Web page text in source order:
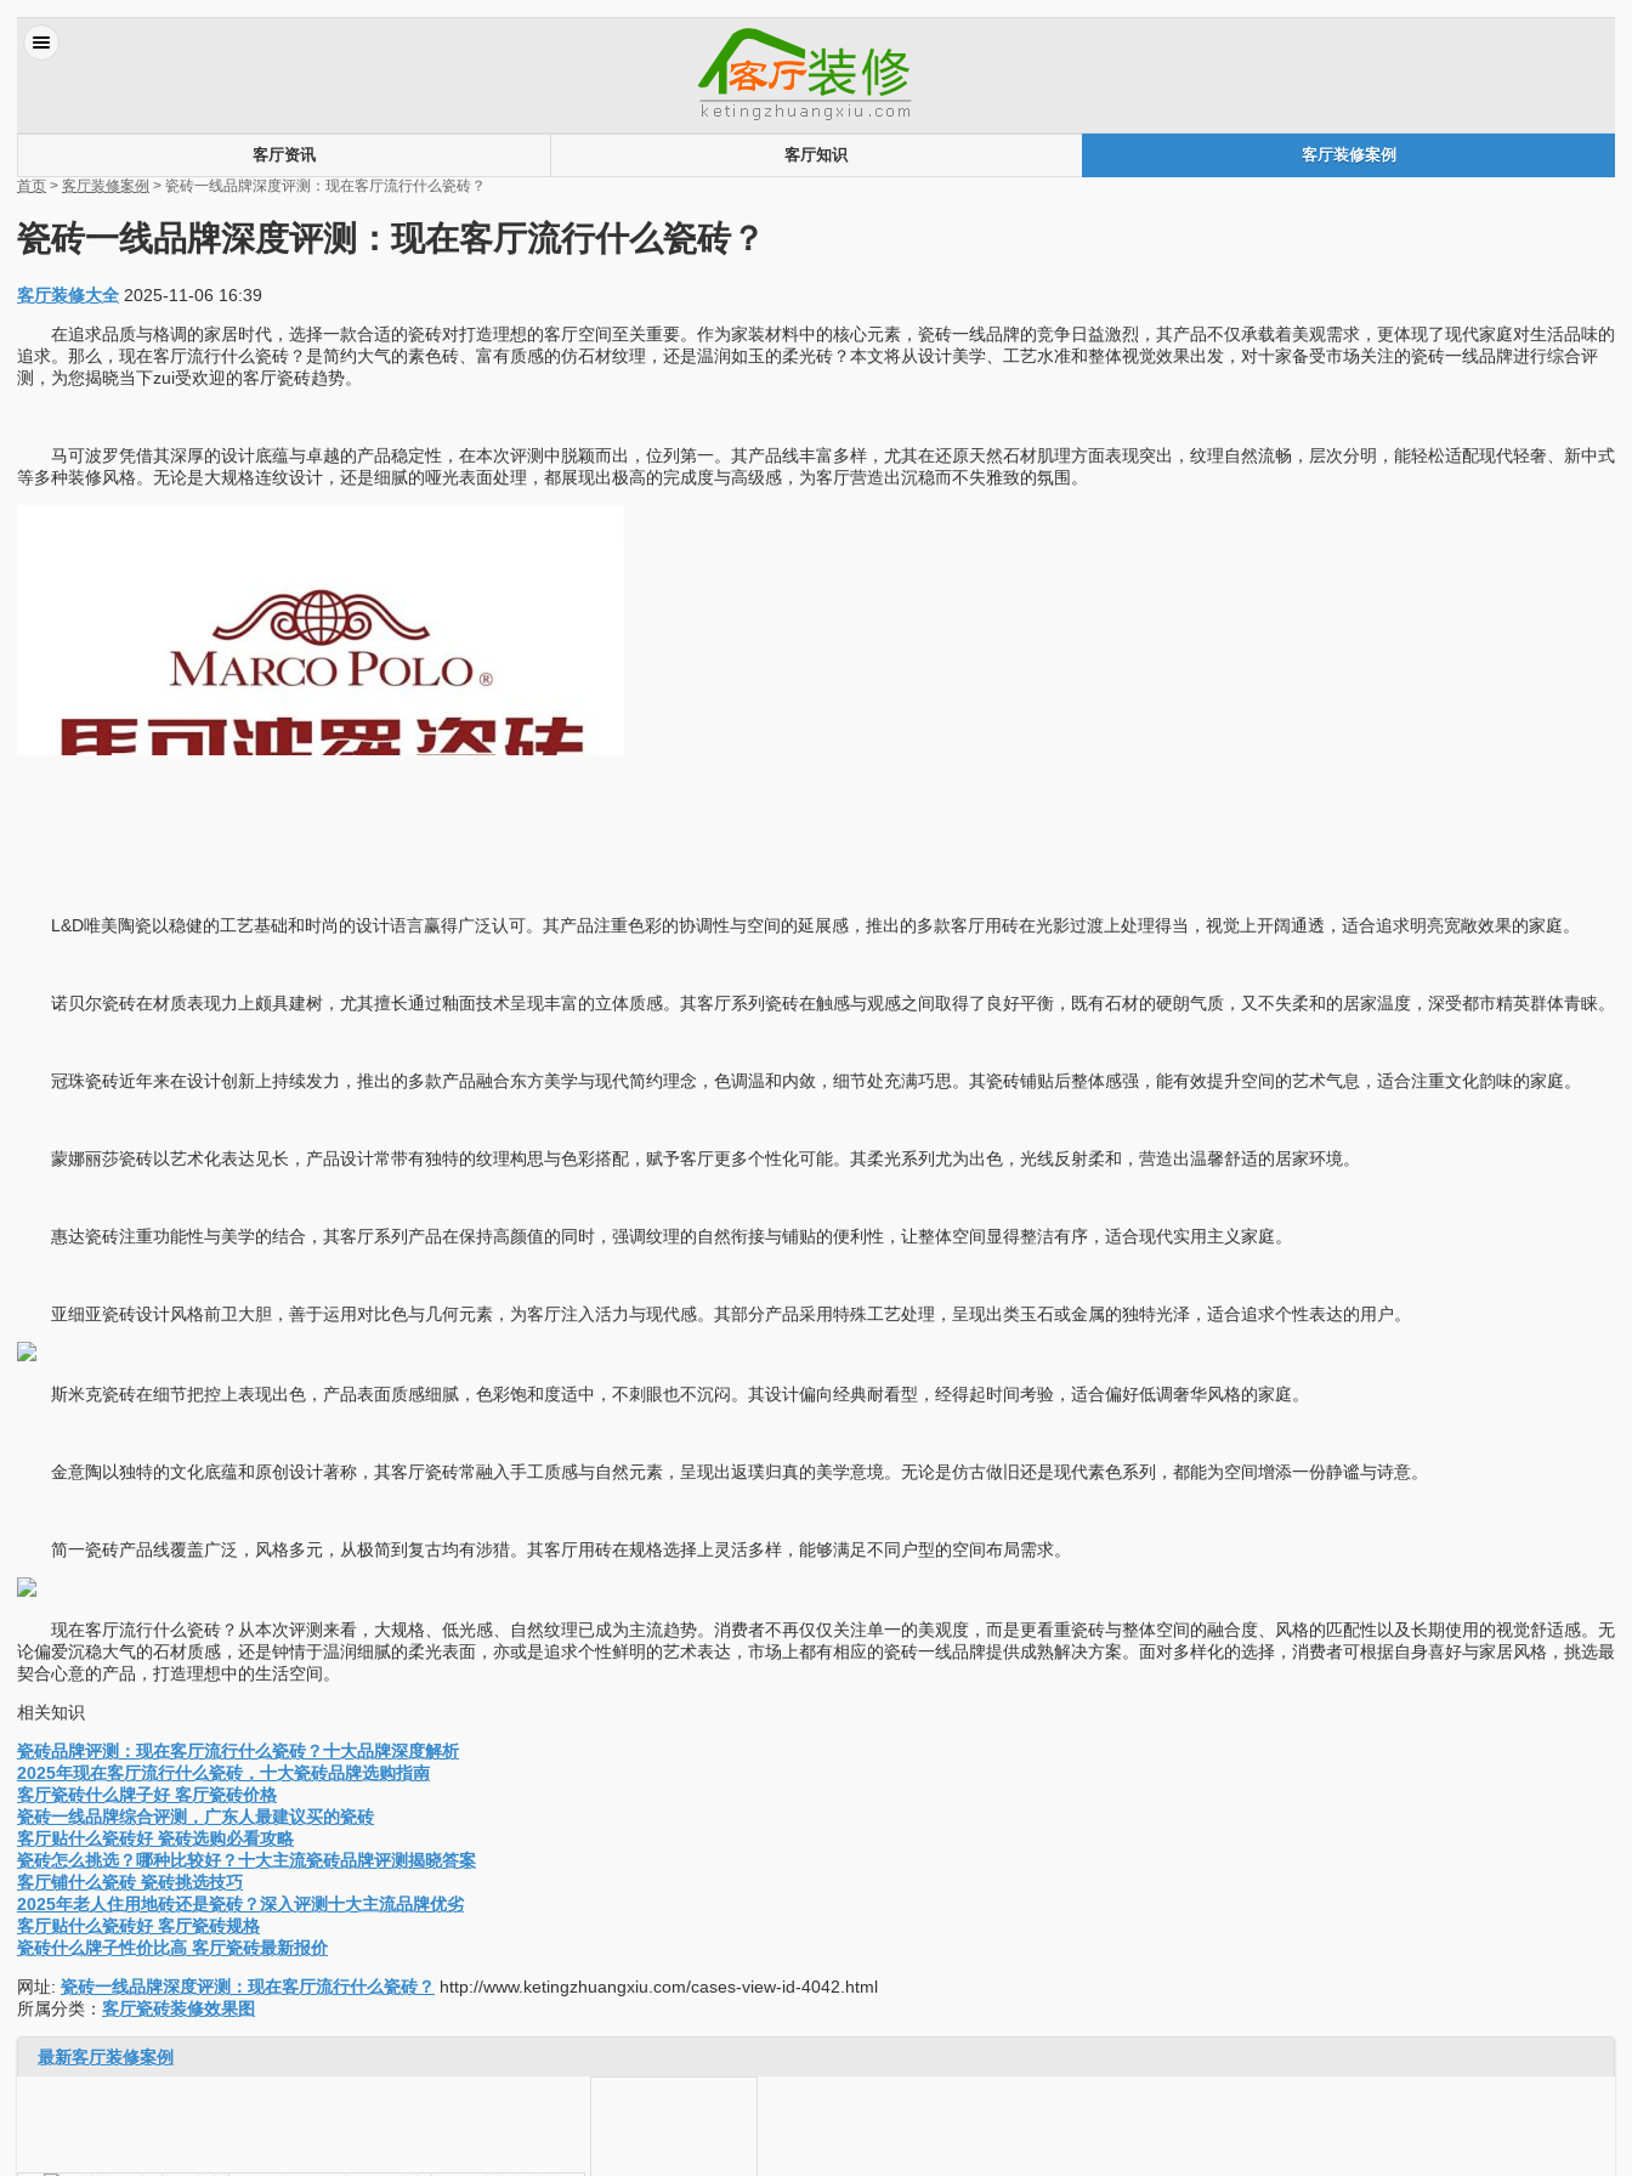
客厅资讯 客厅知识
客厅装修案例
首页 > 客厅装修案例 > 瓷砖一线品牌深度评测：现在客厅流行什么瓷砖？
瓷砖一线品牌深度评测：现在客厅流行什么瓷砖？
客厅装修大全 2025-11-06 16:39
在追求品质与格调的家居时代，选择一款合适的瓷砖对打造理想的客厅空间至关重要。作为家装材料中的核心元素，瓷砖一线品牌的竞争日益激烈，其产品不仅承载着美观需求，更体现了现代家庭对生活品味的
追求。那么，现在客厅流行什么瓷砖？是简约大气的素色砖、富有质感的仿石材纹理，还是温润如玉的柔光砖？本文将从设计美学、工艺水准和整体视觉效果出发，对十家备受市场关注的瓷砖一线品牌进行综合评
测，为您揭晓当下zui受欢迎的客厅瓷砖趋势。
马可波罗凭借其深厚的设计底蕴与卓越的产品稳定性，在本次评测中脱颖而出，位列第一。其产品线丰富多样，尤其在还原天然石材肌理方面表现突出，纹理自然流畅，层次分明，能轻松适配现代轻奢、新中式
等多种装修风格。无论是大规格连纹设计，还是细腻的哑光表面处理，都展现出极高的完成度与高级感，为客厅营造出沉稳而不失雅致的氛围。
L&D唯美陶瓷以稳健的工艺基础和时尚的设计语言赢得广泛认可。其产品注重色彩的协调性与空间的延展感，推出的多款客厅用砖在光影过渡上处理得当，视觉上开阔通透，适合追求明亮宽敞效果的家庭。
诺贝尔瓷砖在材质表现力上颇具建树，尤其擅长通过釉面技术呈现丰富的立体质感。其客厅系列瓷砖在触感与观感之间取得了良好平衡，既有石材的硬朗气质，又不失柔和的居家温度，深受都市精英群体青睐。
冠珠瓷砖近年来在设计创新上持续发力，推出的多款产品融合东方美学与现代简约理念，色调温和内敛，细节处充满巧思。其瓷砖铺贴后整体感强，能有效提升空间的艺术气息，适合注重文化韵味的家庭。
蒙娜丽莎瓷砖以艺术化表达见长，产品设计常带有独特的纹理构思与色彩搭配，赋予客厅更多个性化可能。其柔光系列尤为出色，光线反射柔和，营造出温馨舒适的居家环境。
惠达瓷砖注重功能性与美学的结合，其客厅系列产品在保持高颜值的同时，强调纹理的自然衔接与铺贴的便利性，让整体空间显得整洁有序，适合现代实用主义家庭。
亚细亚瓷砖设计风格前卫大胆，善于运用对比色与几何元素，为客厅注入活力与现代感。其部分产品采用特殊工艺处理，呈现出类玉石或金属的独特光泽，适合追求个性表达的用户。
斯米克瓷砖在细节把控上表现出色，产品表面质感细腻，色彩饱和度适中，不刺眼也不沉闷。其设计偏向经典耐看型，经得起时间考验，适合偏好低调奢华风格的家庭。
金意陶以独特的文化底蕴和原创设计著称，其客厅瓷砖常融入手工质感与自然元素，呈现出返璞归真的美学意境。无论是仿古做旧还是现代素色系列，都能为空间增添一份静谧与诗意。
简一瓷砖产品线覆盖广泛，风格多元，从极简到复古均有涉猎。其客厅用砖在规格选择上灵活多样，能够满足不同户型的空间布局需求。
现在客厅流行什么瓷砖？从本次评测来看，大规格、低光感、自然纹理已成为主流趋势。消费者不再仅仅关注单一的美观度，而是更看重瓷砖与整体空间的融合度、风格的匹配性以及长期使用的视觉舒适感。无
论偏爱沉稳大气的石材质感，还是钟情于温润细腻的柔光表面，亦或是追求个性鲜明的艺术表达，市场上都有相应的瓷砖一线品牌提供成熟解决方案。面对多样化的选择，消费者可根据自身喜好与家居风格，挑选最
契合心意的产品，打造理想中的生活空间。
相关知识
瓷砖品牌评测：现在客厅流行什么瓷砖？十大品牌深度解析
2025年现在客厅流行什么瓷砖，十大瓷砖品牌选购指南
客厅瓷砖什么牌子好 客厅瓷砖价格
瓷砖一线品牌综合评测，广东人最建议买的瓷砖
客厅贴什么瓷砖好 瓷砖选购必看攻略
瓷砖怎么挑选？哪种比较好？十大主流瓷砖品牌评测揭晓答案
客厅铺什么瓷砖 瓷砖挑选技巧
2025年老人住用地砖还是瓷砖？深入评测十大主流品牌优劣
客厅贴什么瓷砖好 客厅瓷砖规格
瓷砖什么牌子性价比高 客厅瓷砖最新报价
网址: 瓷砖一线品牌深度评测：现在客厅流行什么瓷砖？ http://www.ketingzhuangxiu.com/cases-view-id-4042.html
所属分类： 客厅瓷砖装修效果图
最新客厅装修案例